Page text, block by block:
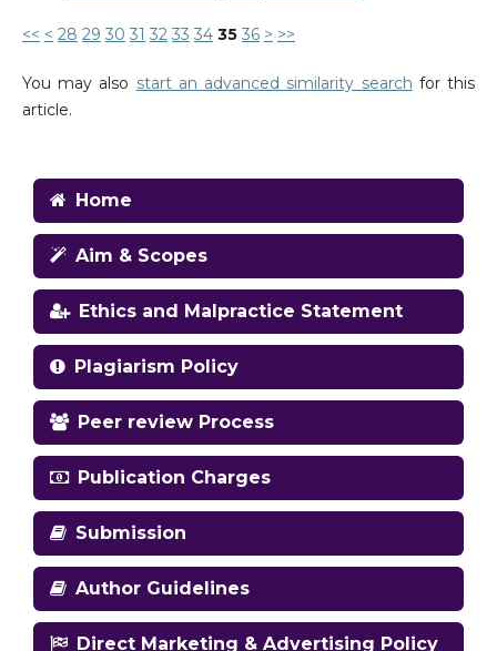
<< < 28 29 30 31 32 33 34 35 36 > >>
You may also start an advanced similarity search for this
article.
Home
Aim & Scopes
Ethics and Malpractice Statement
Plagiarism Policy
Peer review Process
Publication Charges
Submission
Author Guidelines
Direct Marketing & Advertising Policy